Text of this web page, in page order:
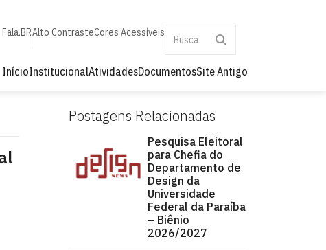
Fala.BRAlto ContrasteCores Acessíveis
InícioInstitucionalAtividadesDocumentosSite Antigo
Postagens Relacionadas
Pesquisa Eleitoral
para Chefia do
Departamento de
Design da
Universidade
Federal da Paraíba
– Biênio
2026/2027